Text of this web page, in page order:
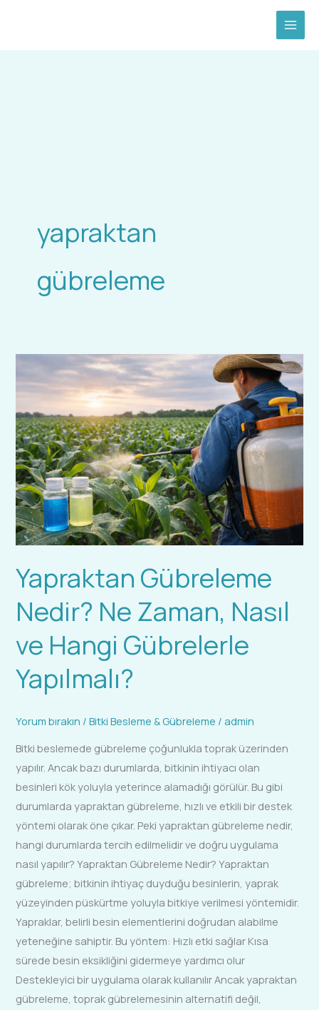
yapraktan
gübreleme
Yapraktan Gübreleme
Nedir? Ne Zaman, Nasıl
ve Hangi Gübrelerle
Yapılmalı?
Yorum bırakın /Bitki Besleme & Gübreleme / admin
Bitki beslemede gübreleme çoğunlukla toprak üzerinden
yapılır. Ancak bazı durumlarda, bitkinin ihtiyacı olan
besinleri kök yoluyla yeterince alamadığı görülür. Bu gibi
durumlarda yapraktan gübreleme, hızlı ve etkili bir destek
yöntemi olarak öne çıkar. Peki yapraktan gübreleme nedir,
hangi durumlarda tercih edilmelidir ve doğru uygulama
nasıl yapılır? Yapraktan Gübreleme Nedir? Yapraktan
gübreleme; bitkinin ihtiyaç duyduğu besinlerin, yaprak
yüzeyinden püskürtme yoluyla bitkiye verilmesi yöntemidir.
Yapraklar, belirli besin elementlerini doğrudan alabilme
yeteneğine sahiptir. Bu yöntem: Hızlı etki sağlar Kısa
sürede besin eksikliğini gidermeye yardımcı olur
Destekleyici bir uygulama olarak kullanılır Ancak yapraktan
gübreleme, toprak gübrelemesinin alternatifi değil,
Yapraktan
Gübreleme
Nedir?
Ne
Zaman,
Nasıl
ve
Hangi
Gübrelerle
Yapılmalı?